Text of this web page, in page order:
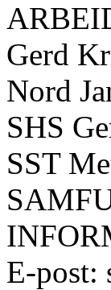
Gerd
Nord
SHS
SST
E-post: